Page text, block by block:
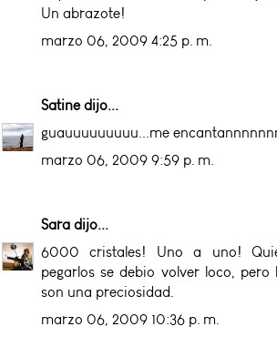
Un abrazote!
marzo 06, 2009 4:25 p. m.
Satinedijo...
guauuuuuuuuu...me
marzo 06, 2009 9:59 p. m.
Sara dijo...
6000 cristales! Uno a uno!
pegarlos se debio volver loco,
son una preciosidad.
marzo 06, 2009 10:36 p. m.